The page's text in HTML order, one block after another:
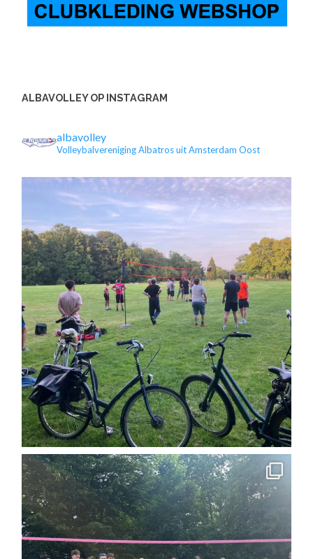
ALBAVOLLEY OP INSTAGRAM
albavolley
Volleybalvereniging Albatros uit Amsterdam Oost